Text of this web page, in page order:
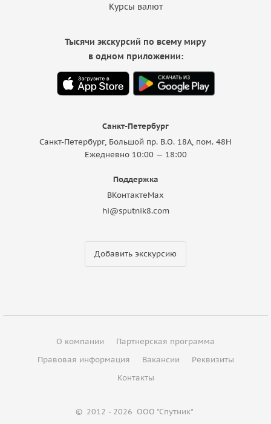
Курсы валют
Санкт-Петербург
Санкт-Петербург, Большой пр. В.О. 18A, пом. 48Н
Ежедневно 10:00 — 18:00
Поддержка
ВКонтактеMax
hi@sputnik8.com
Добавить экскурсию
Тысячи экскурсий по всему миру
в одном приложении:
О компании
Партнерская программа
Правовая информация
Вакансии
Реквизиты
Контакты
© 2012 - 2026 ООО "Спутник"